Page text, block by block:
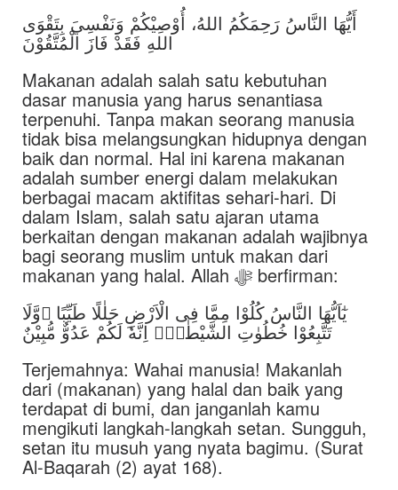
أَيُّهَا النَّاسُ رَحِمَكُمُ اللهُ، أُوْصِيْكُمْ وَنَفْسِيَ بِتَقْوَى
اللهِ فَقَدْ فَازَ الْمُتَّقُوْنَ
Makanan adalah salah satu kebutuhan
dasar manusia yang harus senantiasa
terpenuhi. Tanpa makan seorang manusia
tidak bisa melangsungkan hidupnya dengan
baik dan normal. Hal ini karena makanan
adalah sumber energi dalam melakukan
berbagai macam aktifitas sehari-hari. Di
dalam Islam, salah satu ajaran utama
berkaitan dengan makanan adalah wajibnya
bagi seorang muslim untuk makan dari
makanan yang halal. Allah ﷻ berfirman:
يٰٓاَيُّهَا النَّاسُ كُلُوْا مِمَّا فِى الْاَرْضِ حَلٰلًا طَيِّبًا ۖوَّلَا
تَتَّبِعُوْا خُطُوٰتِ الشَّيْطٰنِۗ اِنَّهٗ لَكُمْ عَدُوٌّ مُّبِيْنٌ
Terjemahnya: Wahai manusia! Makanlah
dari (makanan) yang halal dan baik yang
terdapat di bumi, dan janganlah kamu
mengikuti langkah-langkah setan. Sungguh,
setan itu musuh yang nyata bagimu. (Surat
Al-Baqarah (2) ayat 168).